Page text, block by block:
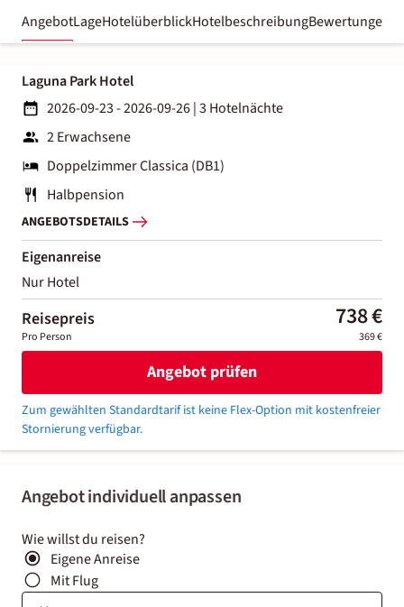
AngebotLageHotelüberblickHotelbeschreibungBewertungen
Angebot individuell anpassen
Wie willst du reisen?
Eigene Anreise
Mit Flug
Laguna Park Hotel
2026-09-23 - 2026-09-26|3 Hotelnächte
2 Erwachsene
Doppelzimmer Classica (DB1)
Halbpension
ANGEBOTSDETAILS
Eigenanreise
Nur Hotel
Reisepreis 738 €
Pro Person 369 €
Angebot prüfen
Zum gewählten Standardtarif ist keine Flex-Option mit kostenfreier
Stornierung verfügbar.